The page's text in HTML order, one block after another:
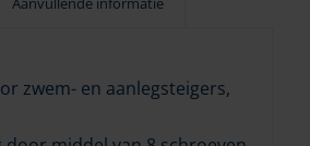
zwem- en aanlegsteigers,